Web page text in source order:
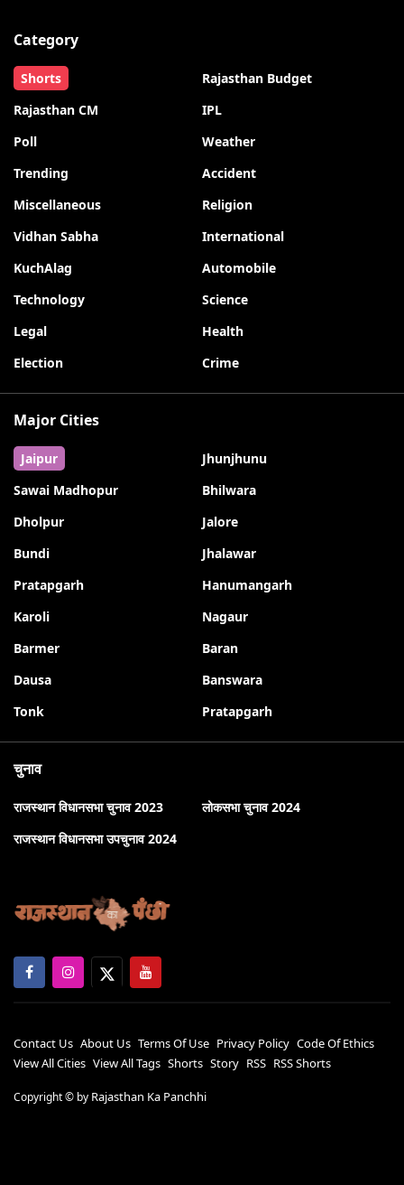
Category
Shorts
Rajasthan Budget
Rajasthan CM
IPL
Poll
Weather
Trending
Accident
Miscellaneous
Religion
Vidhan Sabha
International
KuchAlag
Automobile
Technology
Science
Legal
Health
Election
Crime
Major Cities
Jaipur
Jhunjhunu
Sawai Madhopur
Bhilwara
Dholpur
Jalore
Bundi
Jhalawar
Pratapgarh
Hanumangarh
Karoli
Nagaur
Barmer
Baran
Dausa
Banswara
Tonk
Pratapgarh
चुनाव
राजस्थान विधानसभा चुनाव 2023
लोकसभा चुनाव 2024
राजस्थान विधानसभा उपचुनाव 2024
Contact Us About Us Terms Of Use Privacy Policy Code Of Ethics
View All Cities View All Tags Shorts Story RSS RSS Shorts
Copyright © by Rajasthan Ka Panchhi